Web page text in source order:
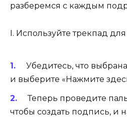
разберемся с каждым
I. Используйте трекпад
Убедитесь, что
и выберите «Нажмите
Теперь проведите
чтобы создать подпись, и